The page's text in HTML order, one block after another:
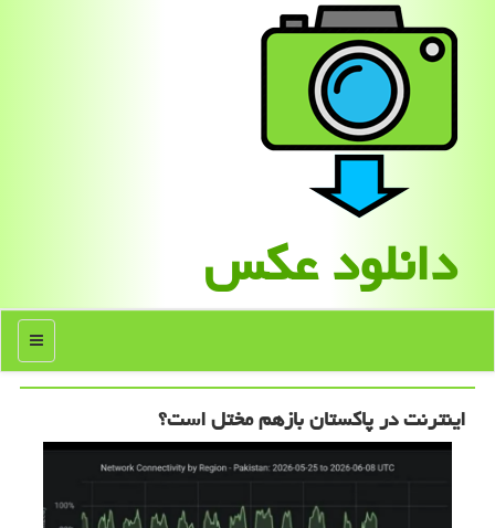
دانلود عكس
منو
اینترنت در پاکستان بازهم مختل است؟